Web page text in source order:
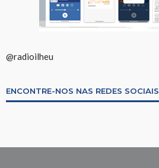
@radioilheu
ENCONTRE-NOS NAS REDES SOCIAIS